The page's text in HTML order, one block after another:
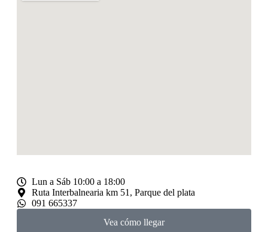
Lun a Sáb 10:00 a 18:00
Ruta Interbalnearia km 51, Parque del plata
091 665337
Vea cómo llegar